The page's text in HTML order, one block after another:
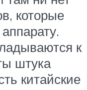
которые
к
штука
китайские